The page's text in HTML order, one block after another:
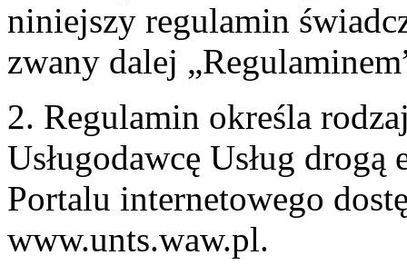
niniejszy regulamin
zwany dalej
2. Regulamin określa
Usługodawcę Usług
Portalu internetowego
www.unts.waw.pl.